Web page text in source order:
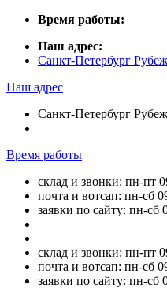
Время работы:
Наш адрес:
Санкт-Петербург
Наш адрес
Санкт-Петербург
Время работы
склад и звонки: пн-пт
почта и вотсап: пн-сб
заявки по сайту: пн-сб
склад и звонки: пн-пт
почта и вотсап: пн-сб
заявки по сайту: пн-сб